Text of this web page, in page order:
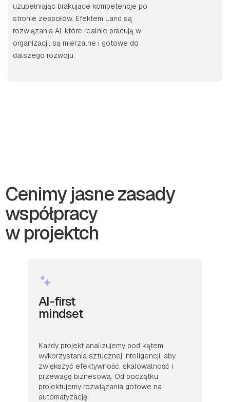
uzupełniając brakujące kompetencje po
stronie zespołów. Efektem Land są
rozwiązania AI, które realnie pracują w
organizacji, są mierzalne i gotowe do
dalszego rozwoju.
Cenimy jasne zasady
współpracy
w projektch
AI-first
mindset
Każdy projekt analizujemy pod kątem
wykorzystania sztucznej inteligencji, aby
zwiększyć efektywność, skalowalność i
przewagę biznesową. Od początku
projektujemy rozwiązania gotowe na
automatyzację.